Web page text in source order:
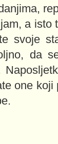
a isto
svoje
da
one